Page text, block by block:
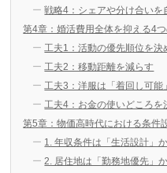
戦略4：シェアや分け合いを
第4章：婚活費用全体を抑える4
工夫1：活動の優先順位を決
工夫2：移動距離を減らす
工夫3：洋服は「着回し可能
工夫4：お金の使いどころを
第5章：物価高時代における条件
1. 年収条件は「生活設計」
2. 居住地は「勤務地優先」